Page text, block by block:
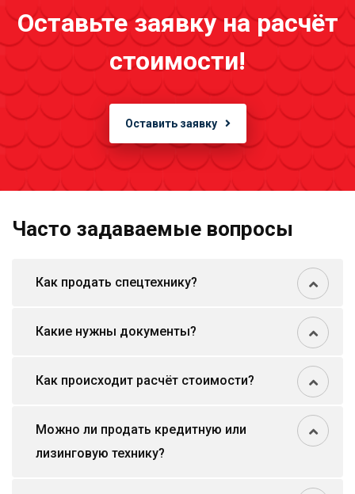
Оставьте заявку на расчёт
стоимости!
Оставить заявку
Часто задаваемые вопросы
Как продать спецтехнику?
Какие нужны документы?
Как происходит расчёт стоимости?
Можно ли продать кредитную или
лизинговую технику?